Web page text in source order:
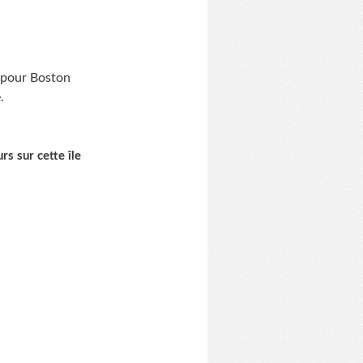
Boston
sur cette île